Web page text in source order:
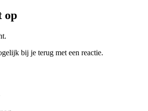
op
bij je terug met een reactie.